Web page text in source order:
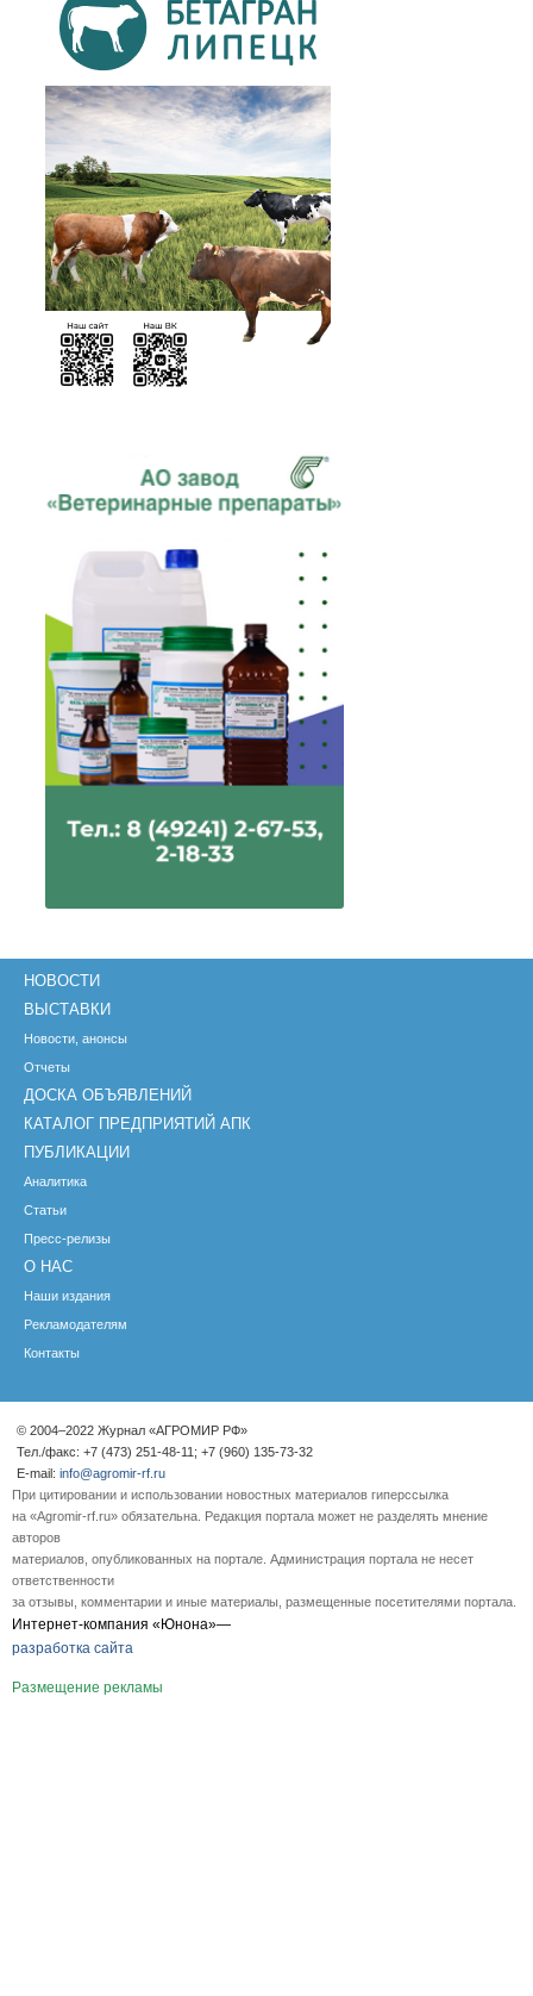
НОВОСТИ
ВЫСТАВКИ
Новости, анонсы
Отчеты
ДОСКА ОБЪЯВЛЕНИЙ
КАТАЛОГ ПРЕДПРИЯТИЙ АПК
ПУБЛИКАЦИИ
Аналитика
Статьи
Пресс-релизы
О НАС
Наши издания
Рекламодателям
Контакты
© 2004–2022 Журнал «АГРОМИР РФ»
Тел./факс: +7 (473) 251-48-11; +7 (960) 135-73-32
E-mail: info@agromir-rf.ru
При цитировании и использовании новостных материалов гиперссылка
на «Agromir-rf.ru» обязательна. Редакция портала может не разделять мнение
авторов
материалов, опубликованных на портале. Администрация портала не несет
ответственности
за отзывы, комментарии и иные материалы, размещенные посетителями портала.
Интернет-компания «Юнона»—
разработка сайта
Размещение рекламы